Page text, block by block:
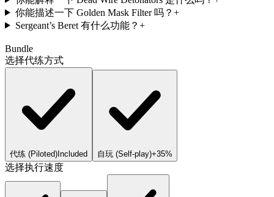
你能描述一下 Golden Mask Filter 吗？ +
Sergeant’s Beret 有什么功能？ +
Bundle
选择代练方式
代练 (Piloted)Included 自玩 (Self-play)+35%
选择执行速度